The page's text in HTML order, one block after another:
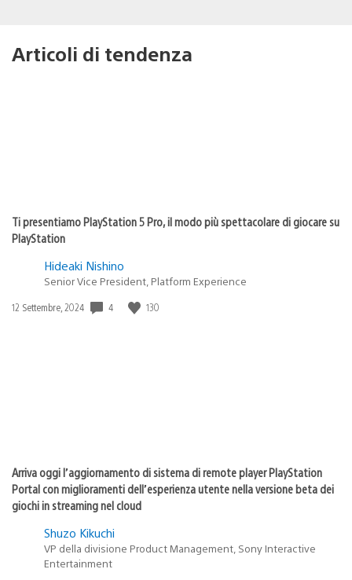
Articoli di tendenza
Ti presentiamo PlayStation 5 Pro, il modo più spettacolare di giocare su
PlayStation
Hideaki Nishino
Senior Vice President, Platform Experience
Data
12 Settembre, 2024 4 130
Arriva oggi l’aggiornamento di sistema di remote player PlayStation
Portal con miglioramenti dell’esperienza utente nella versione beta dei
giochi in streaming nel cloud
Shuzo Kikuchi
VP della divisione Product Management, Sony Interactive
Entertainment